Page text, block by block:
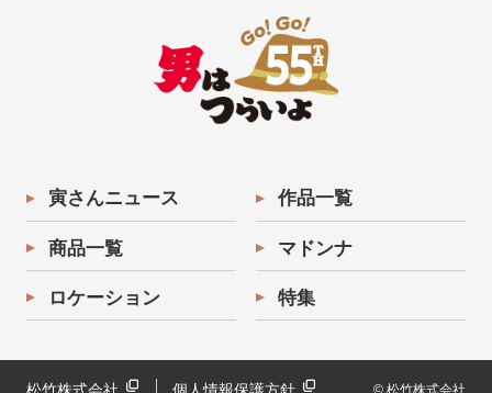
寅さんニュース 作品一覧
商品一覧 マドンナ
ロケーション 特集
© 松竹株式会社